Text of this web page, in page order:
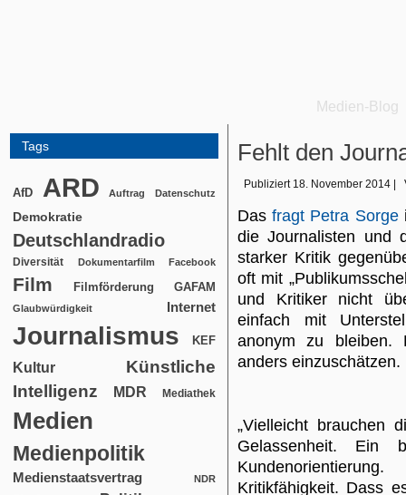
Medien-Blog
Tags
AfD ARD Auftrag Datenschutz
Demokratie
Deutschlandradio
Diversität Dokumentarfilm Facebook
Film Filmförderung GAFAM
Glaubwürdigkeit Internet
Journalismus KEF
Kultur
Künstliche
Intelligenz
MDR Mediathek
Medien
Medienpolitik
Medienstaatsvertrag NDR
Fehlt den
Publiziert 18. November 2014
Dasfragt Petra Sorge
die Journalisten und
starker Kritik
oft mit
und Kritiker nicht
einfach mit
anonym zu bleiben.
anders einzuschätzen.
„Vielleicht brauchen
Gelassenheit. Ein
Kritikfähigkeit. Dass